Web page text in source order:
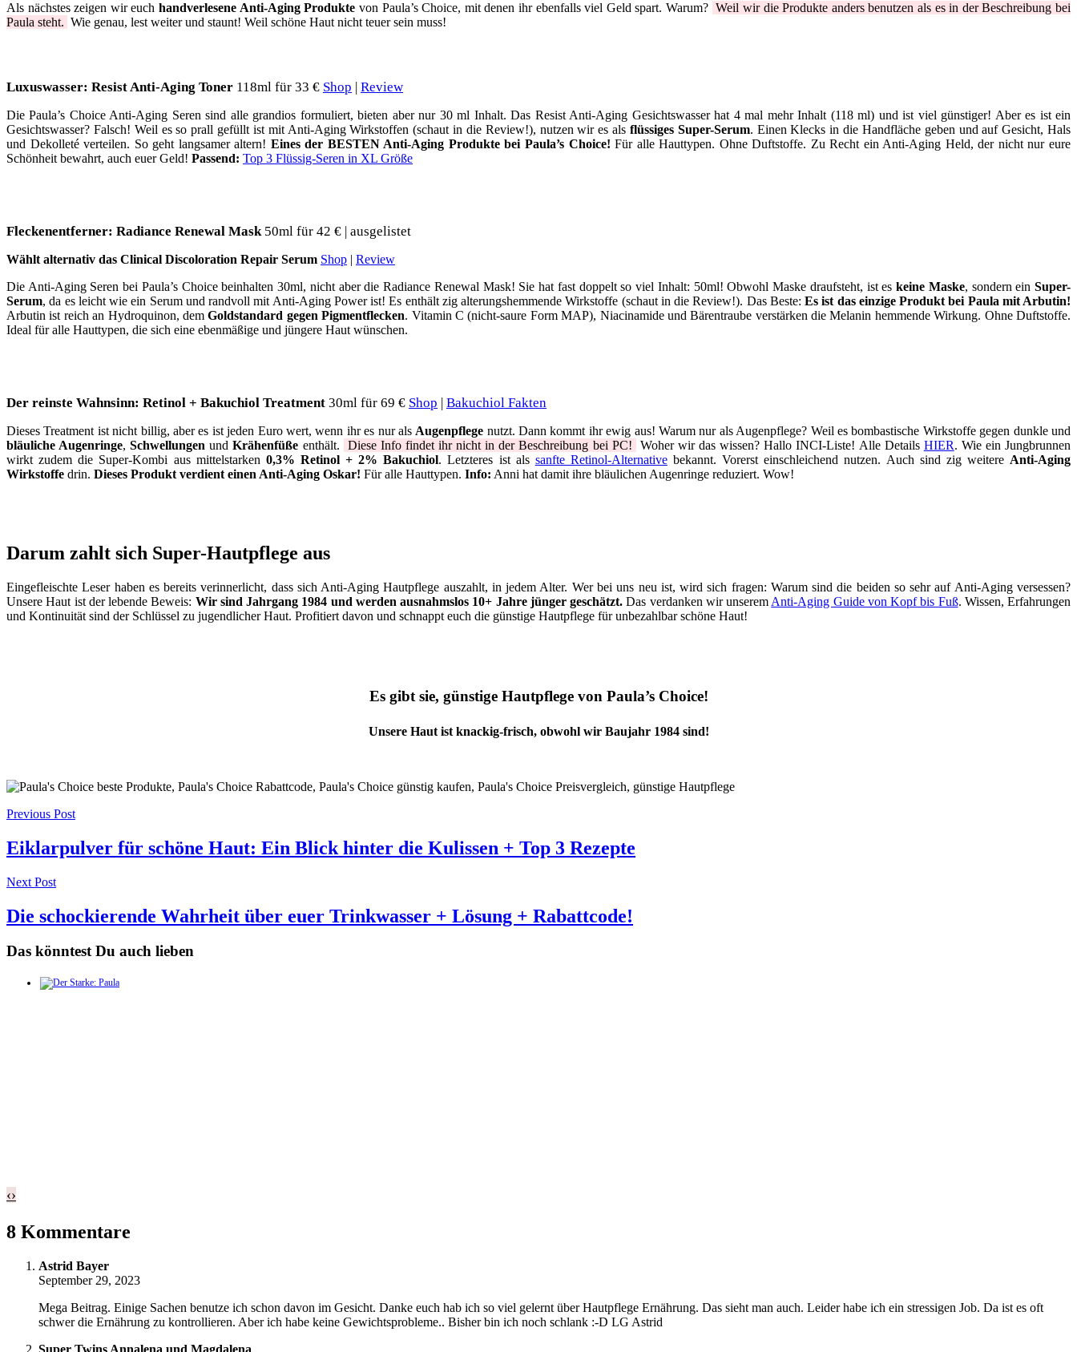
Als nächstes zeigen wir euchhandverlesene Anti-Aging Produkte von Paula’s Choice, mit denen ihr ebenfalls viel Geld spart. Warum? Weil wir die Produkte anders benutzen als es in der Beschreibung bei
Paula steht. Wie genau, lest weiter und staunt! Weil schöne Haut nicht teuer sein muss!
Luxuswasser: Resist Anti-Aging Toner 118ml für 33 € Shop Review
Die Paula’s Choice Anti-Aging Seren sind alle grandios formuliert, bieten aber nur 30 ml Inhalt. Das Resist Anti-Aging Gesichtswasser hat 4 mal mehr Inhalt (118 ml) und ist viel günstiger! Aber es ist ein
Gesichtswasser? Falsch! Weil es so prall gefüllt ist mit Anti-Aging Wirkstoffen (schaut in die Review!), nutzen wir es als flüssiges Super-Serum. Einen Klecks in die Handfläche geben und auf Gesicht, Hals
und Dekolleté verteilen. So geht langsamer altern! Eines der BESTEN Anti-Aging Produkte bei Paula’s Choice! Für alle Hauttypen. Ohne Duftstoffe. Zu Recht ein Anti-Aging Held, der nicht nur eure
Schönheit bewahrt, auch euer Geld! Passend: Top 3 Flüssig-Seren in XL Größe
Fleckenentferner: Radiance Renewal Mask50ml für 42 € | ausgelistet
Wählt alternativ das Clinical Discoloration Repair Serum Shop
Review
Die Anti-Aging Seren bei Paula’s Choice beinhalten 30ml, nicht aber die Radiance Renewal Mask! Sie hat fast doppelt so viel Inhalt: 50ml! Obwohl Maske draufsteht, ist eskeine Maske, sondern einSuper-
Serum, da es leicht wie ein Serum und randvoll mit Anti-Aging Power ist! Es enthält zig alterungshemmende Wirkstoffe (schaut in die Review!). Das Beste: Es ist das einzige Produkt bei Paula mit Arbutin!
Arbutin ist reich an Hydroquinon, demGoldstandard gegen Pigmentflecken. Vitamin C (nicht-saure Form MAP), Niacinamide und Bärentraube verstärken die Melanin hemmende Wirkung. Ohne Duftstoffe.
Ideal für alle Hauttypen, die sich eine ebenmäßige und jüngere Haut wünschen.
Der reinste Wahnsinn: Retinol + Bakuchiol Treatment 30ml für 69 € Shop Bakuchiol Fakten
Dieses Treatment ist nicht billig, aber es ist jeden Euro wert, wenn ihr es nur alsAugenpflege nutzt. Dann kommt ihr ewig aus! Warum nur als Augenpflege? Weil es bombastische Wirkstoffe gegen dunkle und
bläuliche Augenringe,Schwellungen undKrähenfüße enthält. Diese Info findet ihr nicht in der Beschreibung bei PC! Woher wir das wissen? Hallo INCI-Liste! Alle Details HIER. Wie ein Jungbrunnen
wirkt zudem die Super-Kombi aus mittelstarken 0,3% Retinol + 2% Bakuchiol. Letzteres ist als sanfte Retinol-Alternativebekannt. Vorerst einschleichend nutzen. Auch sind zig weitere Anti-Aging
Wirkstoffe drin. Dieses Produkt verdient einen Anti-Aging Oskar! Für alle Hauttypen. Info: Anni hat damit ihre bläulichen Augenringe reduziert. Wow!
Darum zahlt sich Super-Hautpflege aus
Eingefleischte Leser haben es bereits verinnerlicht, dass sich Anti-Aging Hautpflege auszahlt, in jedem Alter. Wer bei uns neu ist, wird sich fragen: Warum sind die beiden so sehr auf Anti-Aging versessen?
Unsere Haut ist der lebende Beweis: Wir sind Jahrgang 1984 und werden ausnahmslos 10+ Jahre jünger geschätzt. Das verdanken wir unserem Anti-Aging Guide von Kopf bis Fuß. Wissen, Erfahrungen
und Kontinuität sind der Schlüssel zu jugendlicher Haut. Profitiert davon und schnappt euch die günstige Hautpflege für unbezahlbar schöne Haut!
Es gibt sie, günstige Hautpflege von Paula’s Choice!
Unsere Haut ist knackig-frisch, obwohl wir Baujahr 1984 sind!
Post
navigation
Previous Post
Eiklarpulver für schöne Haut: Ein Blick hinter die Kulissen + Top 3 Rezepte
Next Post
Die schockierende Wahrheit über euer Trinkwasser + Lösung + Rabattcode!
Das könntest Du auch lieben
‹›
8 Kommentare
Astrid Bayer
September 29, 2023
Mega Beitrag. Einige Sachen benutze ich schon davon im Gesicht. Danke euch hab ich so viel gelernt über Hautpflege Ernährung. Das sieht man auch. Leider habe ich ein stressigen Job. Da ist es oft
schwer die Ernährung zu kontrollieren. Aber ich habe keine Gewichtsprobleme.. Bisher bin ich noch schlank :-D LG Astrid
Super Twins Annalena und Magdalena